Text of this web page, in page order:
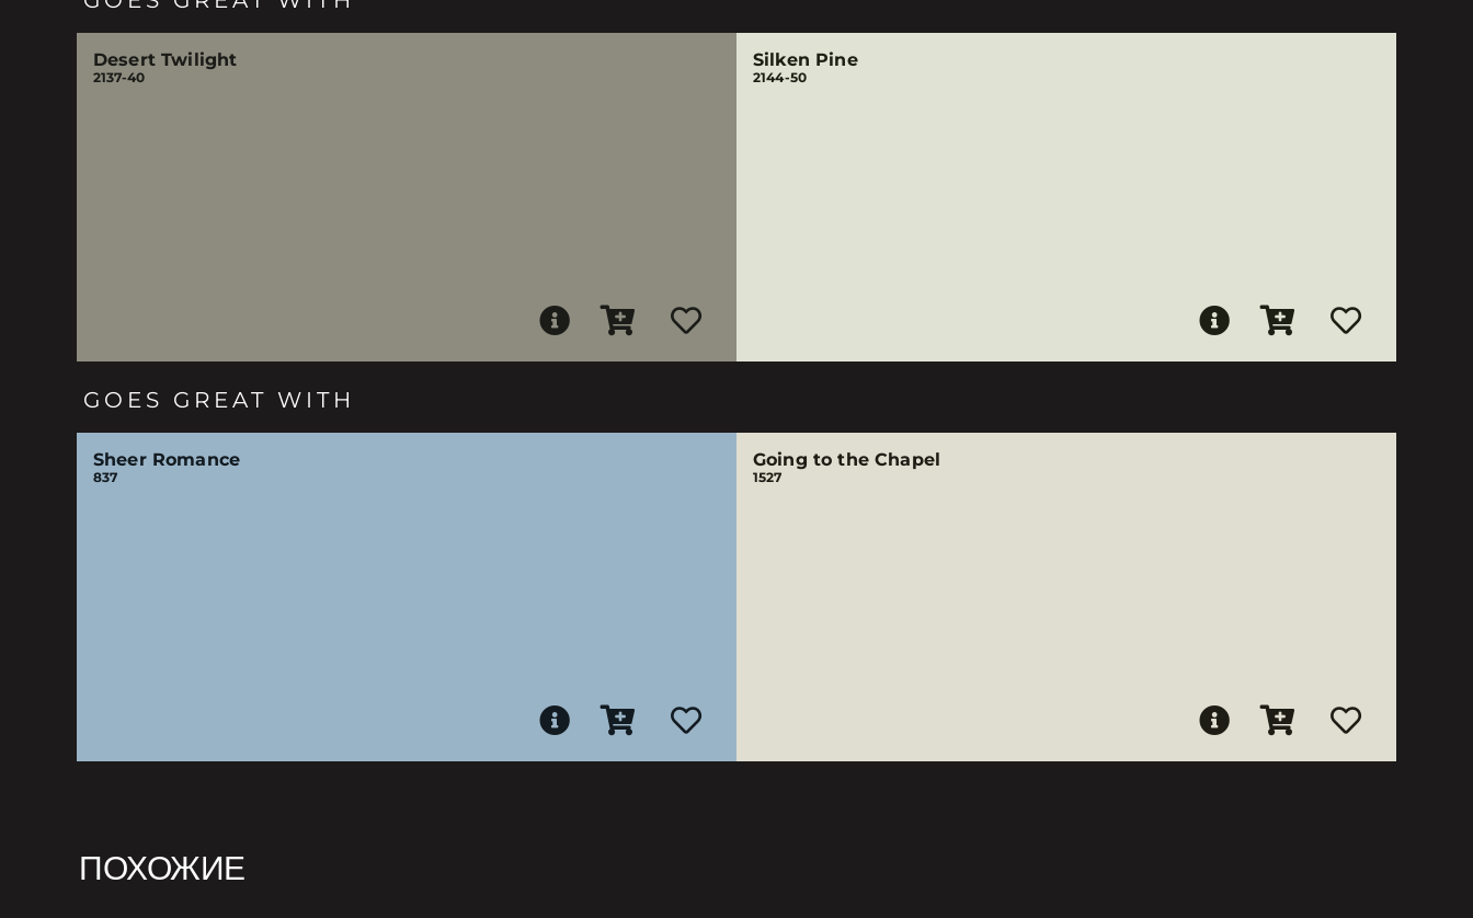
Desert Twilight
2137-40
Silken Pine
2144-50
GOES GREAT WITH
Sheer Romance
837
Going to the Chapel
1527
ПОХОЖИЕ